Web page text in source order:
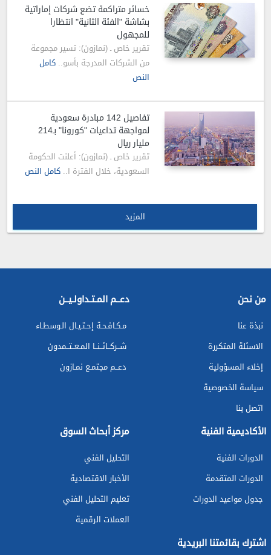
خسائر متراكمة تضع شركات إماراتية
بشاشة "الفئة الثانية" انتظارا
للمجهول
تقرير خاص ـ (نمازون): تسير مجموعة
من الشركات المدرجة بأسو..كامل
النص
تفاصيل 142 مبادرة سعودية
لمواجهة تداعيات "كورونا" بـ214
مليار ريال
تقرير خاص ـ (نمازون): أعلنت الحكومة
السعودية، خلال الفترة ا..كامل النص
المزيد
من نحن
نبذة عنا
الاسئلة المتكررة
إخلاء المسؤولية
سياسة الخصوصية
اتصل بنا
دعــم المـتـداولـيــن
مـكـافـحـة إحـتـيـال الـوسطـاء
شــركــائــنــا المـعــتــمدون
دعــم مجتمـع نمـازون
الأكاديمية الفنية
الدورات الفنية
الدورات المتقدمة
جدول مواعيد الدورات
مركز أبحاث السوق
التحليل الفني
الأخبار الاقتصادية
تعليم التحليل الفني
العملات الرقمية
اشترك بقائمتنا البريدية